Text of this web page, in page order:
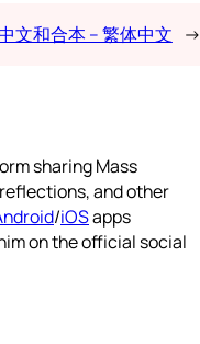
文和合本 – 繁体中文 →
sharing Mass
and other
/iOSapps
on the official social